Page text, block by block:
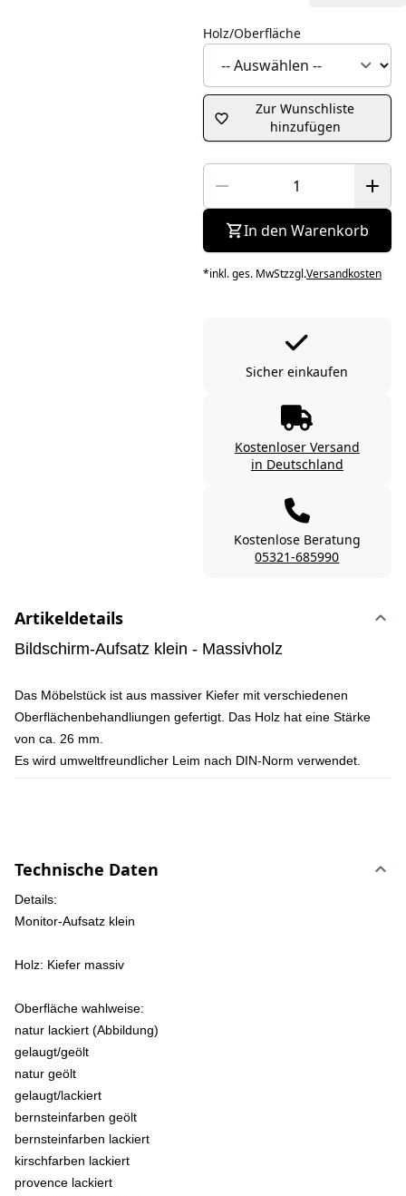
Holz/Oberfläche
Zur Wunschliste
hinzufügen
In den Warenkorb
*inkl. ges. MwStzzgl.Versandkosten
Sicher einkaufen
Kostenloser Versand
in Deutschland
Kostenlose Beratung
05321-685990
Artikeldetails
Bildschirm-Aufsatz klein - Massivholz
Das Möbelstück ist aus massiver Kiefer mit verschiedenen
Oberflächenbehandliungen gefertigt. Das Holz hat eine Stärke
von ca. 26 mm.
Es wird umweltfreundlicher Leim nach DIN-Norm verwendet.
Technische Daten
Details:
Monitor-Aufsatz klein
Holz: Kiefer massiv
Oberfläche wahlweise:
natur lackiert (Abbildung)
gelaugt/geölt
natur geölt
gelaugt/lackiert
bernsteinfarben geölt
bernsteinfarben lackiert
kirschfarben lackiert
provence lackiert